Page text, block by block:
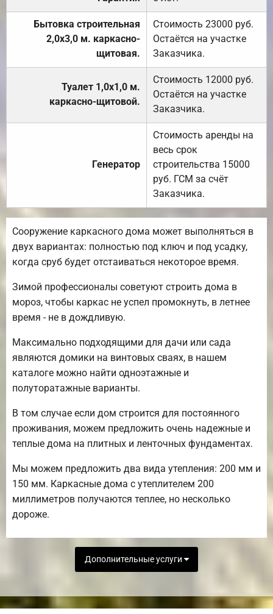
Бытовка строительная
2,0х3,0 м. каркасно-
щитовая.
Стоимость 23000 руб.
Остаётся на участке
Заказчика.
Туалет 1,0х1,0 м.
каркасно-щитовой.
Стоимость 12000 руб.
Остаётся на участке
Заказчика.
Генератор
Стоимость аренды на
весь срок
строительства 15000
руб. ГСМ за счёт
Заказчика.
Сооружение каркасного дома может выполняться в
двух вариантах: полностью под ключ и под усадку,
когда сруб будет отстаиваться некоторое время.
Зимой профессионалы советуют строить дома в
мороз, чтобы каркас не успел промокнуть, в летнее
время - не в дождливую.
Максимально подходящими для дачи или сада
являются домики на винтовых сваях, в нашем
каталоге можно найти одноэтажные и
полуторатажные варианты.
В том случае если дом строится для постоянного
проживания, можем предложить очень надежные и
теплые дома на плитных и ленточных фундаментах.
Мы можем предложить два вида утепления: 200 мм и
150 мм. Каркасные дома с утеплителем 200
миллиметров получаются теплее, но несколько
дороже.
Дополнительные услуги